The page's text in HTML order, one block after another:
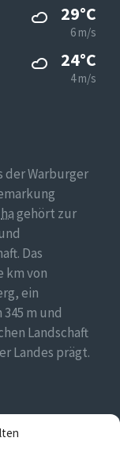
29°C
6 m/s
24°C
4 m/s
der Warburger
ha gehört zur
Das
km von
ein
m und
Landschaft
Landes prägt.